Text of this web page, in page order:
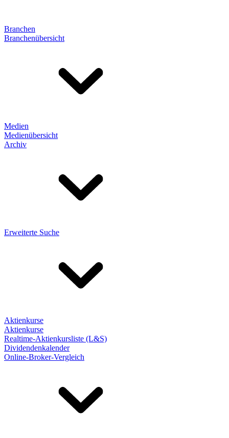
Branchen
Branchenübersicht
Medien
Medienübersicht
Archiv
Erweiterte Suche
Aktienkurse
Aktienkurse
Realtime-Aktienkursliste (L&S)
Dividendenkalender
Online-Broker-Vergleich